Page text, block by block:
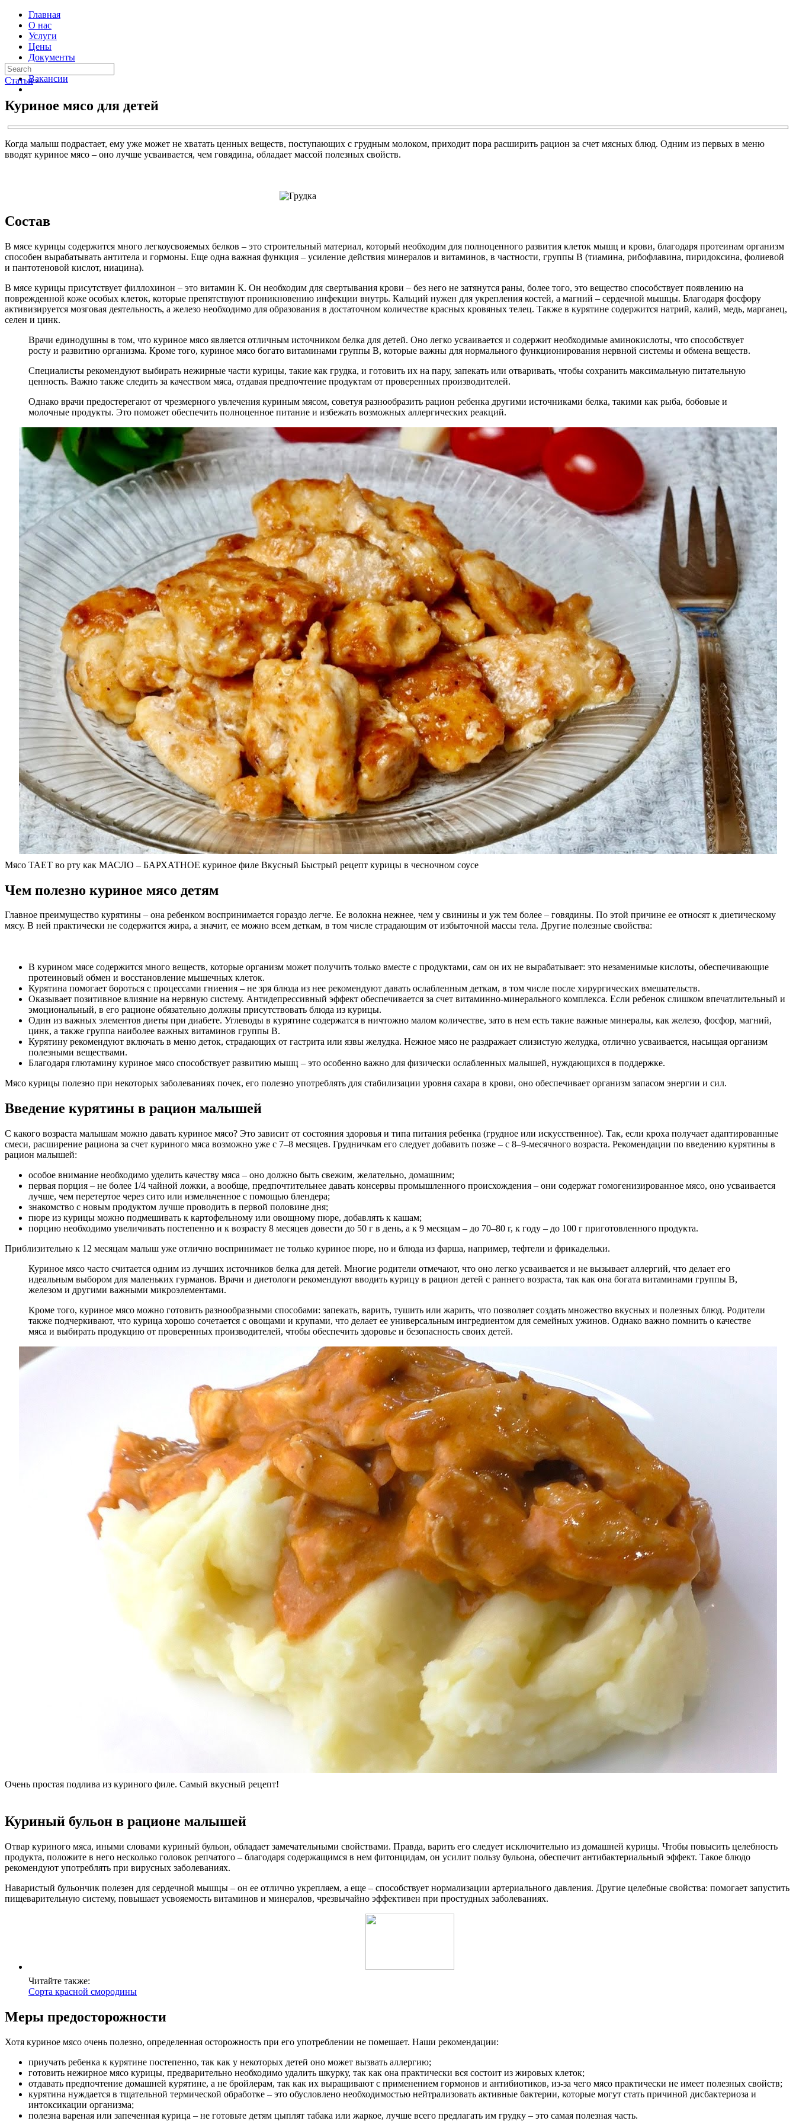
Главная
О нас
Услуги
Цены
Документы
Контакты
Вакансии
Статьи ›
Куриное мясо для детей
Когда малыш подрастает, ему уже может не хватать ценных веществ, поступающих с грудным молоком, приходит пора расширить рацион за счет мясных блюд. Одним из первых в меню
вводят куриное мясо – оно лучше усваивается, чем говядина, обладает массой полезных свойств.
Состав
В мясе курицы содержится много легкоусвояемых белков – это строительный материал, который необходим для полноценного развития клеток мышц и крови, благодаря протеинам организм
способен вырабатывать антитела и гормоны. Еще одна важная функция – усиление действия минералов и витаминов, в частности, группы В (тиамина, рибофлавина, пиридоксина, фолиевой
и пантотеновой кислот, ниацина).
В мясе курицы присутствует филлохинон – это витамин К. Он необходим для свертывания крови – без него не затянутся раны, более того, это вещество способствует появлению на
поврежденной коже особых клеток, которые препятствуют проникновению инфекции внутрь. Кальций нужен для укрепления костей, а магний – сердечной мышцы. Благодаря фосфору
активизируется мозговая деятельность, а железо необходимо для образования в достаточном количестве красных кровяных телец. Также в курятине содержится натрий, калий, медь, марганец,
селен и цинк.
Врачи единодушны в том, что куриное мясо является отличным источником белка для детей. Оно легко усваивается и содержит необходимые аминокислоты, что способствует
росту и развитию организма. Кроме того, куриное мясо богато витаминами группы B, которые важны для нормального функционирования нервной системы и обмена веществ.
Специалисты рекомендуют выбирать нежирные части курицы, такие как грудка, и готовить их на пару, запекать или отваривать, чтобы сохранить максимальную питательную
ценность. Важно также следить за качеством мяса, отдавая предпочтение продуктам от проверенных производителей.
Однако врачи предостерегают от чрезмерного увлечения куриным мясом, советуя разнообразить рацион ребенка другими источниками белка, такими как рыба, бобовые и
молочные продукты. Это поможет обеспечить полноценное питание и избежать возможных аллергических реакций.
Мясо ТАЕТ во рту как МАСЛО – БАРХАТНОЕ куриное филе Вкусный Быстрый рецепт курицы в чесночном соусе
Чем полезно куриное мясо детям
Главное преимущество курятины – она ребенком воспринимается гораздо легче. Ее волокна нежнее, чем у свинины и уж тем более – говядины. По этой причине ее относят к диетическому
мясу. В ней практически не содержится жира, а значит, ее можно всем деткам, в том числе страдающим от избыточной массы тела. Другие полезные свойства:
В курином мясе содержится много веществ, которые организм может получить только вместе с продуктами, сам он их не вырабатывает: это незаменимые кислоты, обеспечивающие
протеиновый обмен и восстановление мышечных клеток.
Курятина помогает бороться с процессами гниения – не зря блюда из нее рекомендуют давать ослабленным деткам, в том числе после хирургических вмешательств.
Оказывает позитивное влияние на нервную систему. Антидепрессивный эффект обеспечивается за счет витаминно-минерального комплекса. Если ребенок слишком впечатлительный и
эмоциональный, в его рационе обязательно должны присутствовать блюда из курицы.
Один из важных элементов диеты при диабете. Углеводы в курятине содержатся в ничтожно малом количестве, зато в нем есть такие важные минералы, как железо, фосфор, магний,
цинк, а также группа наиболее важных витаминов группы В.
Курятину рекомендуют включать в меню деток, страдающих от гастрита или язвы желудка. Нежное мясо не раздражает слизистую желудка, отлично усваивается, насыщая организм
полезными веществами.
Благодаря глютамину куриное мясо способствует развитию мышц – это особенно важно для физически ослабленных малышей, нуждающихся в поддержке.
Мясо курицы полезно при некоторых заболеваниях почек, его полезно употреблять для стабилизации уровня сахара в крови, оно обеспечивает организм запасом энергии и сил.
Введение курятины в рацион малышей
С какого возраста малышам можно давать куриное мясо? Это зависит от состояния здоровья и типа питания ребенка (грудное или искусственное). Так, если кроха получает адаптированные
смеси, расширение рациона за счет куриного мяса возможно уже с 7–8 месяцев. Грудничкам его следует добавить позже – с 8–9-месячного возраста. Рекомендации по введению курятины в
рацион малышей:
особое внимание необходимо уделить качеству мяса – оно должно быть свежим, желательно, домашним;
первая порция – не более 1/4 чайной ложки, а вообще, предпочтительнее давать консервы промышленного происхождения – они содержат гомогенизированное мясо, оно усваивается
лучше, чем перетертое через сито или измельченное с помощью блендера;
знакомство с новым продуктом лучше проводить в первой половине дня;
пюре из курицы можно подмешивать к картофельному или овощному пюре, добавлять к кашам;
порцию необходимо увеличивать постепенно и к возрасту 8 месяцев довести до 50 г в день, а к 9 месяцам – до 70–80 г, к году – до 100 г приготовленного продукта.
Приблизительно к 12 месяцам малыш уже отлично воспринимает не только куриное пюре, но и блюда из фарша, например, тефтели и фрикадельки.
Куриное мясо часто считается одним из лучших источников белка для детей. Многие родители отмечают, что оно легко усваивается и не вызывает аллергий, что делает его
идеальным выбором для маленьких гурманов. Врачи и диетологи рекомендуют вводить курицу в рацион детей с раннего возраста, так как она богата витаминами группы B,
железом и другими важными микроэлементами.
Кроме того, куриное мясо можно готовить разнообразными способами: запекать, варить, тушить или жарить, что позволяет создать множество вкусных и полезных блюд. Родители
также подчеркивают, что курица хорошо сочетается с овощами и крупами, что делает ее универсальным ингредиентом для семейных ужинов. Однако важно помнить о качестве
мяса и выбирать продукцию от проверенных производителей, чтобы обеспечить здоровье и безопасность своих детей.
Очень простая подлива из куриного филе. Самый вкусный рецепт!
Куриный бульон в рационе малышей
Отвар куриного мяса, иными словами куриный бульон, обладает замечательными свойствами. Правда, варить его следует исключительно из домашней курицы. Чтобы повысить целебность
продукта, положите в него несколько головок репчатого – благодаря содержащимся в нем фитонцидам, он усилит пользу бульона, обеспечит антибактериальный эффект. Такое блюдо
рекомендуют употреблять при вирусных заболеваниях.
Наваристый бульончик полезен для сердечной мышцы – он ее отлично укрепляем, а еще – способствует нормализации артериального давления. Другие целебные свойства: помогает запустить
пищеварительную систему, повышает усвояемость витаминов и минералов, чрезвычайно эффективен при простудных заболеваниях.
Читайте также:
Сорта красной смородины
Меры предосторожности
Хотя куриное мясо очень полезно, определенная осторожность при его употреблении не помешает. Наши рекомендации:
приучать ребенка к курятине постепенно, так как у некоторых детей оно может вызвать аллергию;
готовить нежирное мясо курицы, предварительно необходимо удалить шкурку, так как она практически вся состоит из жировых клеток;
отдавать предпочтение домашней курятине, а не бройлерам, так как их выращивают с применением гормонов и антибиотиков, из-за чего мясо практически не имеет полезных свойств;
курятина нуждается в тщательной термической обработке – это обусловлено необходимостью нейтрализовать активные бактерии, которые могут стать причиной дисбактериоза и
интоксикации организма;
полезна вареная или запеченная курица – не готовьте детям цыплят табака или жаркое, лучше всего предлагать им грудку – это самая полезная часть.